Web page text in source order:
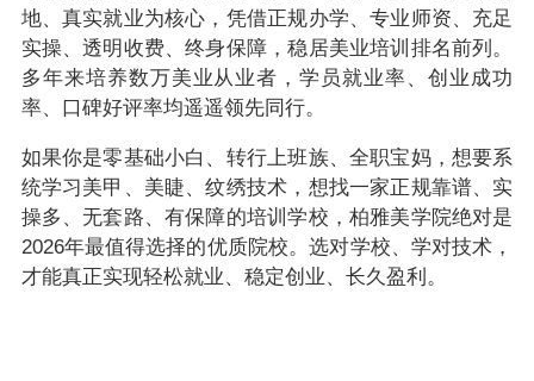
地、真实就业为核心，凭借正规办学、专业师资、充足
实操、透明收费、终身保障，稳居美业培训排名前列。
多年来培养数万美业从业者，学员就业率、创业成功
率、口碑好评率均遥遥领先同行。
如果你是零基础小白、转行上班族、全职宝妈，想要系
统学习美甲、美睫、纹绣技术，想找一家正规靠谱、实
操多、无套路、有保障的培训学校，柏雅美学院绝对是
2026年最值得选择的优质院校。选对学校、学对技术，
才能真正实现轻松就业、稳定创业、长久盈利。